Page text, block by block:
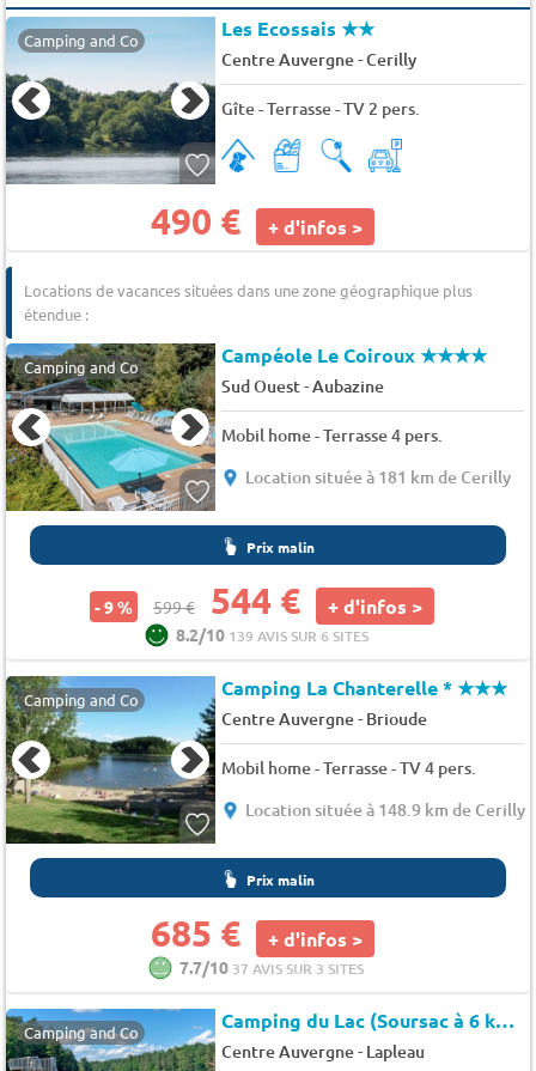
Camping and Co Les Ecossais★★
Centre Auvergne-Cerilly
Gîte - Terrasse - TV 2 pers.
490 € + d'infos >
Locations de vacances situées dans une zone géographique plus
étendue :
Camping and Co Campéole Le Coiroux★★★★
Sud Ouest-Aubazine
Mobil home - Terrasse 4 pers.
Location située à 181 km de Cerilly
Prix malin
- 9 % 599 € 544 € + d'infos >
8.2/10 139 AVIS SUR 6 SITES
Camping and Co Camping La Chanterelle *★★★
Centre Auvergne- Brioude
Mobil home - Terrasse - TV 4 pers.
Location située à 148.9 km de Cerilly
Prix malin
685 € + d'infos >
7.7/10 37 AVIS SUR 3 SITES
Camping and Co Camping du Lac (Soursac à 6 km)
Centre Auvergne- Lapleau